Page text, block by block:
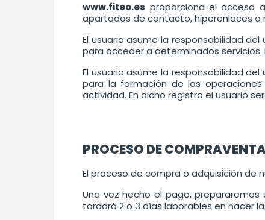
www.fiteo.es proporciona el acceso
apartados de contacto, hiperenlaces a
El usuario asume la responsabilidad
para acceder a determinados
El usuario asume la responsabilidad
para la formación de las
actividad. En dicho registro el usuario
PROCESO DE
El proceso de compra o adquisición de
Una vez hecho el pago,
tardará 2 o 3 días laborables en hacer